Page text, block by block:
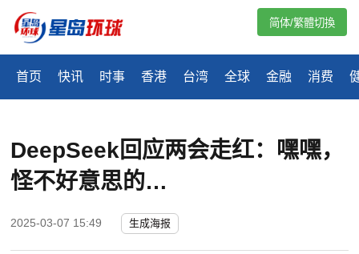
首页 快讯 时事 香港 台湾 全球 金融 消费
简体/繁體切換
DeepSeek回应两会走红：嘿嘿，
怪不好意思的…
2025-03-07 15:49 生成海报